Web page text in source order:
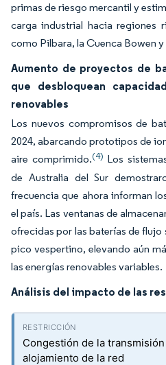
primas de riesgo mercantil y
carga industrial hacia regiones
como Pilbara, la Cuenca Bowen
Aumento de proyectos de
que desbloquean
renovables
Los nuevos compromisos de
2024, abarcando prototipos de
aire comprimido.(4) Los
de Australia del Sur
frecuencia que ahora informan
el país. Las ventanas de
ofrecidas por las baterías de flujo
pico vespertino, elevando aún
las energías renovables variables.
Análisis del impacto de las
Congestión de la
alojamiento de la red